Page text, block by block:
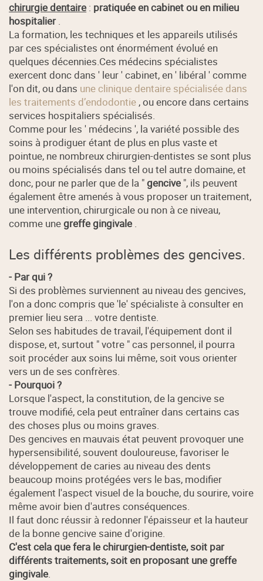
chirurgie dentaire : pratiquée en cabinet ou en milieu
hospitalier.
La formation, les techniques et les appareils utilisés
par ces spécialistes ont énormément évolué en
quelques décennies.Ces médecins spécialistes
exercent donc dans ' leur ' cabinet, en ' libéral ' comme
l'on dit, ou dans une clinique dentaire spécialisée dans
les traitements d’endodontie , ou encore dans certains
services hospitaliers spécialisés.
Comme pour les ' médecins ', la variété possible des
soins à prodiguer étant de plus en plus vaste et
pointue, ne nombreux chirurgien-dentistes se sont plus
ou moins spécialisés dans tel ou tel autre domaine, et
donc, pour ne parler que de la "gencive ", ils peuvent
également être amenés à vous proposer un traitement,
une intervention, chirurgicale ou non à ce niveau,
comme unegreffe gingivale .
Les différents problèmes des gencives.
- Par qui ?
Si des problèmes surviennent au niveau des gencives,
l'on a donc compris que 'le' spécialiste à consulter en
premier lieu sera ... votre dentiste.
Selon ses habitudes de travail, l'équipement dont il
dispose, et, surtout " votre " cas personnel, il pourra
soit procéder aux soins lui même, soit vous orienter
vers un de ses confrères.
- Pourquoi ?
Lorsque l'aspect, la constitution, de la gencive se
trouve modifié, cela peut entraîner dans certains cas
des choses plus ou moins graves.
Des gencives en mauvais état peuvent provoquer une
hypersensibilité, souvent douloureuse, favoriser le
développement de caries au niveau des dents
beaucoup moins protégées vers le bas, modifier
également l'aspect visuel de la bouche, du sourire, voire
même avoir bien d'autres conséquences.
Il faut donc réussir à redonner l'épaisseur et la hauteur
de la bonne gencive saine d'origine.
C'est cela que fera le chirurgien-dentiste, soit par
différents traitements, soit en proposant une greffe
gingivale.